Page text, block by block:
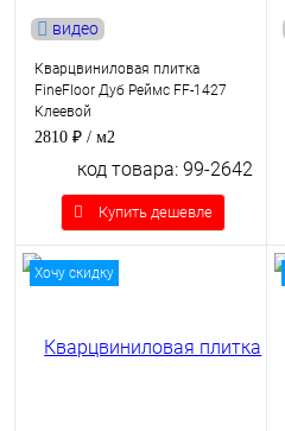
видео
Кварцвиниловая плитка
FineFloor Дуб Реймс FF-1427
Клеевой
2810 ₽ / м2
код товара: 99-2642
Купить дешевле
Хочу скидку